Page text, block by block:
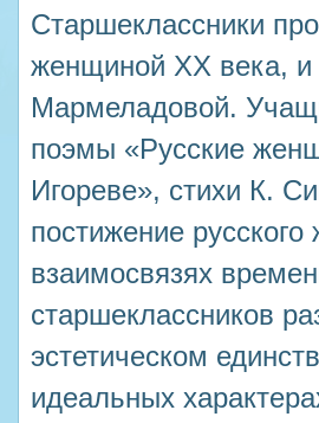
Старшеклассники
женщиной ХХ века, и
Мармеладовой.
поэмы «Русские
Игореве», стихи К.
постижение русского
взаимосвязях
старшеклассников
эстетическом
идеальных